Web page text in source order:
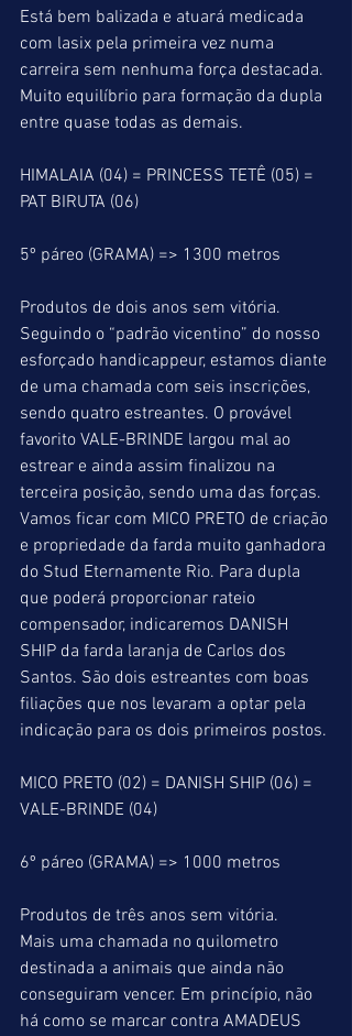
Está bem balizada e atuará medicada
com lasix pela primeira vez numa
carreira sem nenhuma força destacada.
Muito equilíbrio para formação da dupla
entre quase todas as demais.
HIMALAIA (04) = PRINCESS TETÊ (05) =
PAT BIRUTA (06)
5º páreo (GRAMA) => 1300 metros
Produtos de dois anos sem vitória.
Seguindo o “padrão vicentino” do nosso
esforçado handicappeur, estamos diante
de uma chamada com seis inscrições,
sendo quatro estreantes. O provável
favorito VALE-BRINDE largou mal ao
estrear e ainda assim finalizou na
terceira posição, sendo uma das forças.
Vamos ficar com MICO PRETO de criação
e propriedade da farda muito ganhadora
do Stud Eternamente Rio. Para dupla
que poderá proporcionar rateio
compensador, indicaremos DANISH
SHIP da farda laranja de Carlos dos
Santos. São dois estreantes com boas
filiações que nos levaram a optar pela
indicação para os dois primeiros postos.
MICO PRETO (02) = DANISH SHIP (06) =
VALE-BRINDE (04)
6º páreo (GRAMA) => 1000 metros
Produtos de três anos sem vitória.
Mais uma chamada no quilometro
destinada a animais que ainda não
conseguiram vencer. Em princípio, não
há como se marcar contra AMADEUS